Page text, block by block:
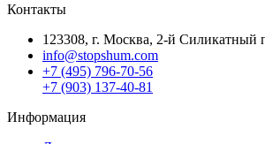
Контакты
123308, г. Москва, 2-й Силикатный
info@stopshum.com
+7 (495) 796-70-56
+7 (903) 137-40-81
Информация